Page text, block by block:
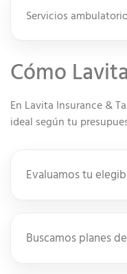
Servicios
Cómo
En Lavita Insurance &
ideal según tu
Evaluamos tu
Buscamos planes